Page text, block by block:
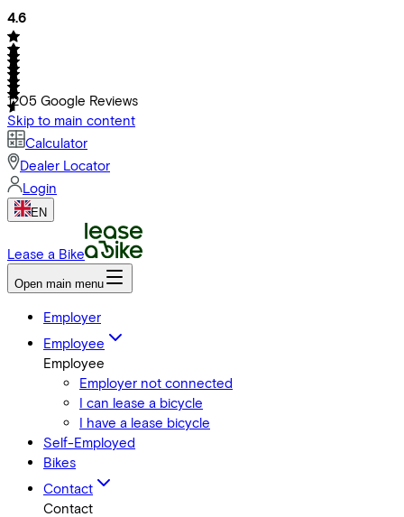
4.6
1205 Google Reviews
Skip to main content
Calculator
Dealer Locator
Login
EN
Lease a Bike
Open main menu
Employer
Employee
Employee
Employer not connected
I can lease a bicycle
I have a lease bicycle
Self-Employed
Bikes
Contact
Contact